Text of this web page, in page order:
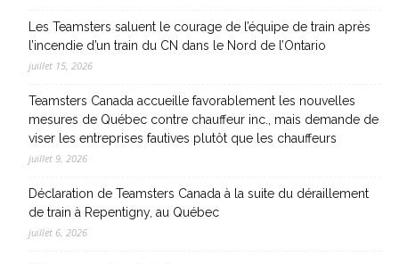
Les Teamsters saluent le courage de l’équipe de train après
l’incendie d’un train du CN dans le Nord de l’Ontario
juillet 15, 2026
Teamsters Canada accueille favorablement les nouvelles
mesures de Québec contre chauffeur inc., mais demande de
viser les entreprises fautives plutôt que les chauffeurs
juillet 9, 2026
Déclaration de Teamsters Canada à la suite du déraillement
de train à Repentigny, au Québec
juillet 6, 2026